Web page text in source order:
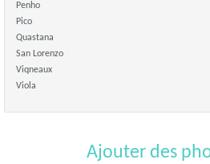
Penho
Pico
Quastana
San Lorenzo
Viqneaux
Viola
Ajouter des